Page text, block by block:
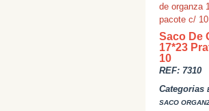
de organza
pacote c/ 10
Saco De
17*23
10
REF: 7310
Categorias
SACO